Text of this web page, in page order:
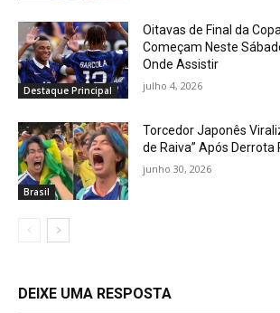
Destaque Principal
Oitavas de Final da
Começam Neste
Onde Assistir
julho 4, 2026
Brasil
Torcedor Japonês
de Raiva” Após Derrota
junho 30, 2026
DEIXE UMA RESPOSTA